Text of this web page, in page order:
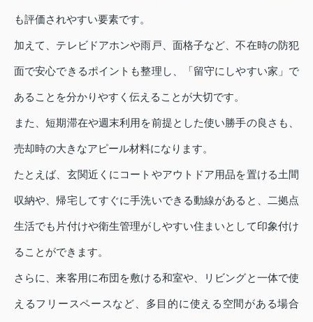
も評価されやすい要素です。
加えて、テレビドアホンや雨戸、面格子など、不在時の防犯
面で安心できるポイントも整理し、「留守にしやすい家」で
あることを分かりやすく伝えることが大切です。
また、短期滞在や週末利用を前提とした使い勝手の良さも、
売却時の大きなアピール材料になります。
たとえば、玄関近くにコートやアウトドア用品を置ける土間
収納や、帰宅してすぐに手洗いできる動線があると、二拠点
生活でも片付けや衛生管理がしやすい住まいとして印象付け
ることができます。
さらに、来客用に布団を敷ける和室や、リビングと一体で使
えるフリースペースなど、多目的に使える空間がある場合